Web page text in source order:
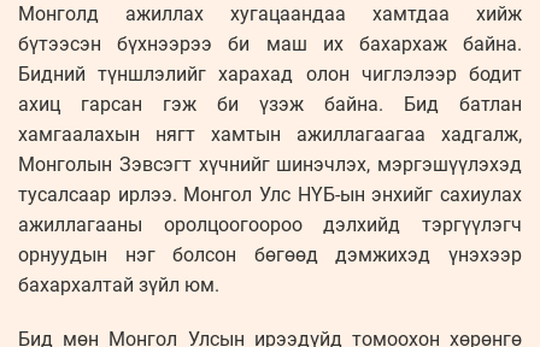
Монголд ажиллах хугацаандаа хамтдаа хийж
бүтээсэн бүхнээрээ би маш их бахархаж байна.
Бидний түншлэлийг харахад олон чиглэлээр бодит
ахиц гарсан гэж би үзэж байна. Бид батлан
хамгаалахын нягт хамтын ажиллагаагаа хадгалж,
Монголын Зэвсэгт хүчнийг шинэчлэх, мэргэшүүлэхэд
тусалсаар ирлээ. Монгол Улс НҮБ-ын энхийг сахиулах
ажиллагааны оролцоогоороо дэлхийд тэргүүлэгч
орнуудын нэг болсон бөгөөд дэмжихэд үнэхээр
бахархалтай зүйл юм.
Бид мөн Монгол Улсын ирээдүйд томоохон хөрөнгө